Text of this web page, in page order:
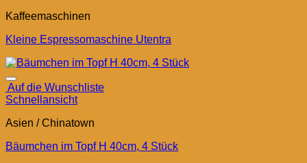
Kaffeemaschinen
Kleine Espressomaschine Utentra
Auf die Wunschliste
Schnellansicht
Asien / Chinatown
Bäumchen im Topf H 40cm, 4 Stück